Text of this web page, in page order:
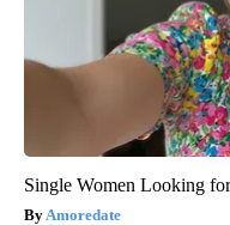
Single Women Looking
Amoredate